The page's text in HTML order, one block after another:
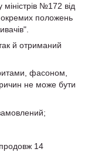
№172 від
положень
й отриманий
фасоном,
не може бути
14